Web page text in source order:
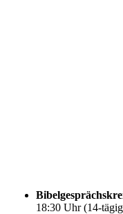
18:30 Uhr (14-